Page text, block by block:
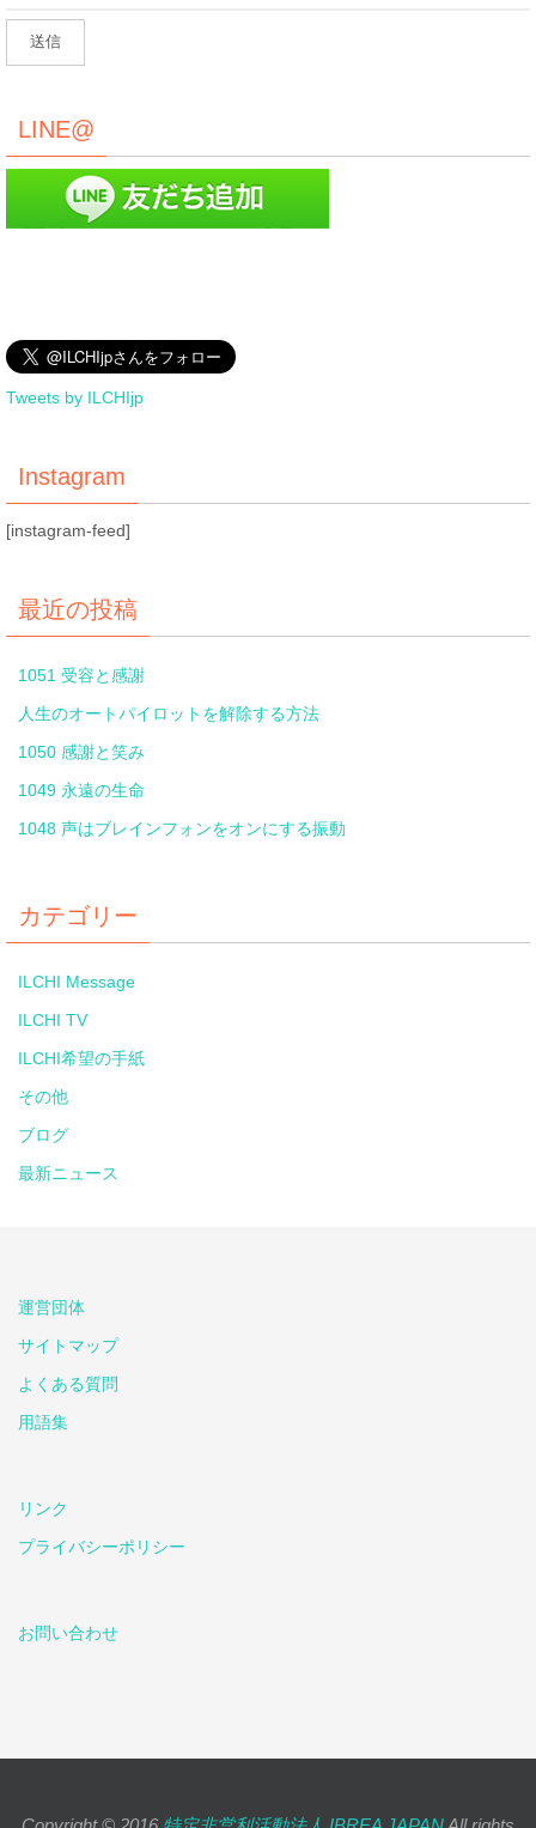
LINE@
Tweets by ILCHIjp
Instagram
[instagram-feed]
最近の投稿
1051 受容と感謝
人生のオートパイロットを解除する方法
1050 感謝と笑み
1049 永遠の生命
1048 声はブレインフォンをオンにする振動
カテゴリー
ILCHI Message
ILCHI TV
ILCHI希望の手紙
その他
ブログ
最新ニュース
運営団体
サイトマップ
よくある質問
用語集
リンク
プライバシーポリシー
お問い合わせ